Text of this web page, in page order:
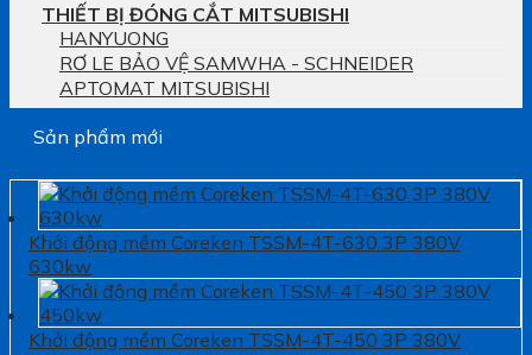
THIẾT BỊ ĐÓNG CẮT MITSUBISHI
HANYUONG
RƠ LE BẢO VỆ SAMWHA - SCHNEIDER
APTOMAT MITSUBISHI
Sản phẩm mới
Khởi động mềm Coreken TSSM-4T-630 3P 380V
630kw
Khởi động mềm Coreken TSSM-4T-450 3P 380V